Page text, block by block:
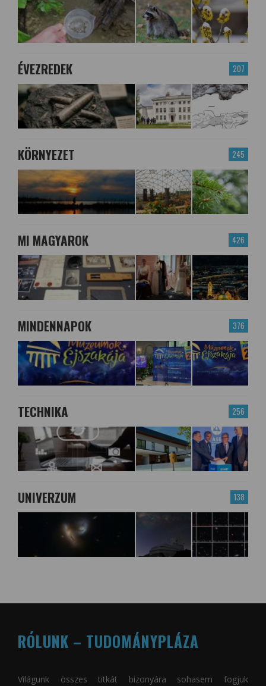
207
ÉVEZREDEK
245
KÖRNYEZET
426
MI MAGYAROK
376
MINDENNAPOK
256
TECHNIKA
138
UNIVERZUM
RÓLUNK – TUDOMÁNYPLÁZA
Világunk összes titkát bizonyára sohasem fogjuk